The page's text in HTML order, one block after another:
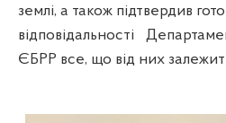
землі, а також підтвердив
відповідальності
ЄБРР все, що від них